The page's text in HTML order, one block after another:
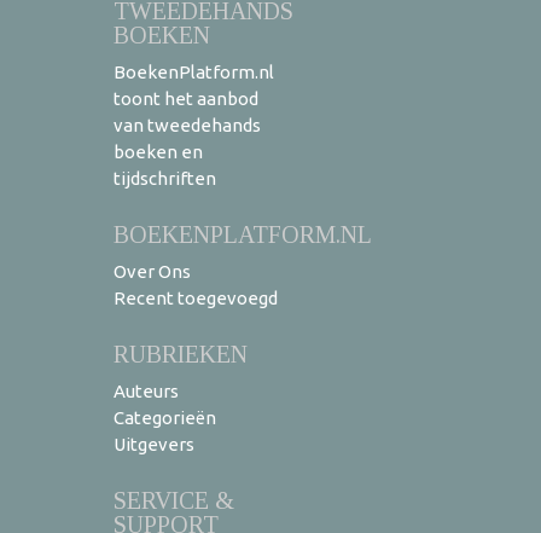
TWEEDEHANDS
BOEKEN
BoekenPlatform.nl
toont het aanbod
van tweedehands
boeken en
tijdschriften
BOEKENPLATFORM.NL
Over Ons
Recent toegevoegd
RUBRIEKEN
Auteurs
Categorieën
Uitgevers
SERVICE &
SUPPORT